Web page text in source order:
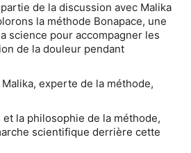
de la discussion avec Malika
la méthode Bonapace, une
science pour accompagner les
de la douleur pendant
Malika, experte de la méthode,
la philosophie de la méthode,
scientifique derrière cette